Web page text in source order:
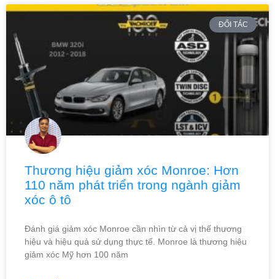
ĐỐI TÁC
Thương hiệu giảm xóc Monroe: Hơn
110 năm phát triển trong ngành giảm
xóc ô tô
Đánh giá giảm xóc Monroe cần nhìn từ cả vị thế thương
hiệu và hiệu quả sử dụng thực tế. Monroe là thương hiệu
giảm xóc Mỹ hơn 100 năm